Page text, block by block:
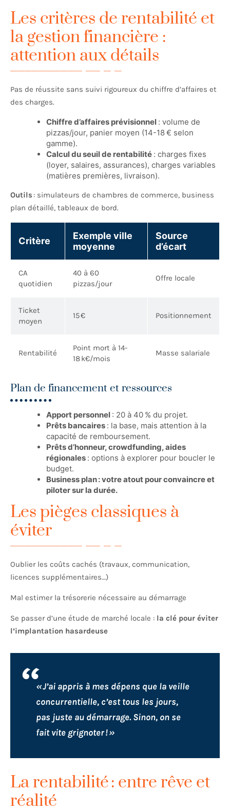
Les critères de rentabilité et
la gestion financière :
attention aux détails
Pas de réussite sans suivi rigoureux du chiffre d’affaires et
des charges.
Chiffre d’affaires prévisionnel : volume de
pizzas/jour, panier moyen (14-18 € selon
gamme).
Calcul du seuil de rentabilité : charges fixes
(loyer, salaires, assurances), charges variables
(matières premières, livraison).
Outils : simulateurs de chambres de commerce, business
plan détaillé, tableaux de bord.
Critère
Exemple ville
moyenne
Source
d’écart
CA
quotidien
40 à 60
pizzas/jour
Offre locale
Ticket
moyen
15 € Positionnement
Rentabilité
Point mort à 14-
18 k€/mois
Masse salariale
Plan de financement et ressources
Apport personnel : 20 à 40 % du projet.
Prêts bancaires : la base, mais attention à la
capacité de remboursement.
Prêts d’honneur, crowdfunding, aides
régionales : options à explorer pour boucler le
budget.
Business plan : votre atout pour convaincre et
piloter sur la durée.
Les pièges classiques à
éviter
Oublier les coûts cachés (travaux, communication,
licences supplémentaires…)
Mal estimer la trésorerie nécessaire au démarrage
Se passer d’une étude de marché locale : la clé pour éviter
l’implantation hasardeuse
« J’ai appris à mes dépens que la veille
concurrentielle, c’est tous les jours,
pas juste au démarrage. Sinon, on se
fait vite grignoter ! »
La rentabilité : entre rêve et
réalité